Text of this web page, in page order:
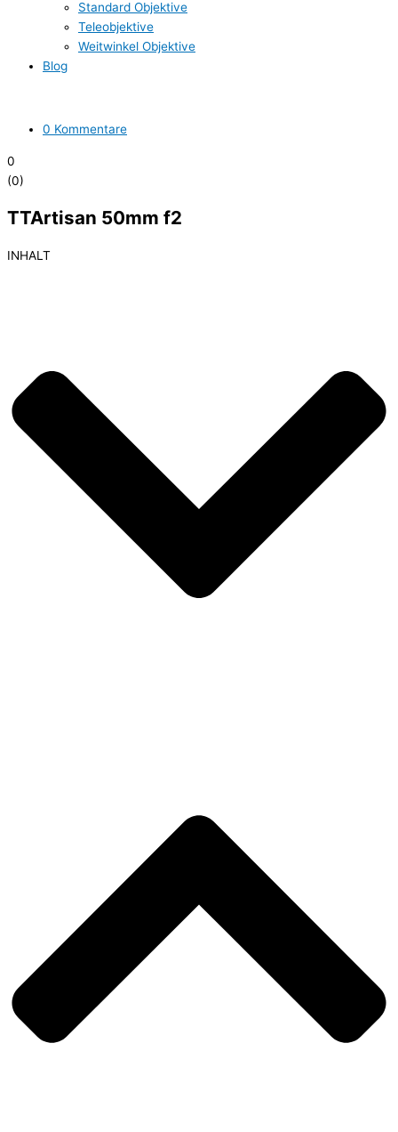
Standard Objektive
Teleobjektive
Weitwinkel Objektive
Blog
0 Kommentare
0
(0)
TTArtisan 50mm f2
INHALT